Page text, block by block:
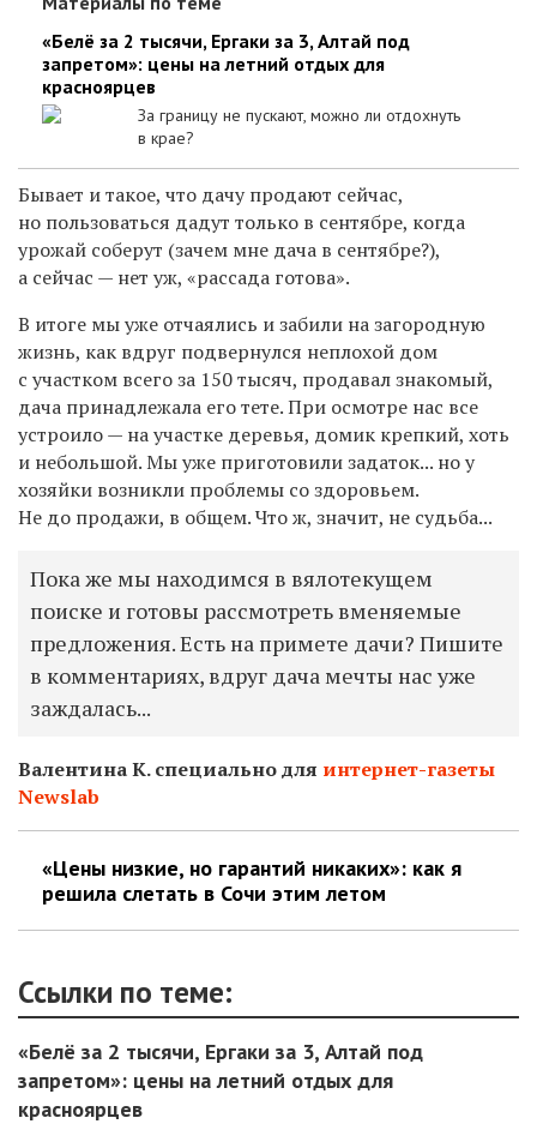
«Белё за 2 тысячи, Ергаки за 3, Алтай под
запретом»: цены на летний отдых для
красноярцев
За границу не пускают, можно ли отдохнуть
в крае?
Бывает и такое, что дачу продают сейчас,
но пользоваться дадут только в сентябре, когда
урожай соберут (зачем мне дача в сентябре?),
а сейчас — нет уж, «рассада готова».
В итоге мы уже отчаялись и забили на загородную
жизнь, как вдруг подвернулся неплохой дом
с участком всего за 150 тысяч, продавал знакомый,
дача принадлежала его тете. При осмотре нас все
устроило — на участке деревья, домик крепкий, хоть
и небольшой. Мы уже приготовили задаток... но у
хозяйки возникли проблемы со здоровьем.
Не до продажи, в общем. Что ж, значит, не судьба...
Пока же мы находимся в вялотекущем
поиске и готовы рассмотреть вменяемые
предложения. Есть на примете дачи? Пишите
в комментариях, вдруг дача мечты нас уже
заждалась...
Валентина К. специально для интернет-газеты
Newslab
«Цены низкие, но гарантий никаких»: как я
решила слетать в Сочи этим летом
Ссылки по теме:
«Белё за 2 тысячи, Ергаки за 3, Алтай под
запретом»: цены на летний отдых для
красноярцев